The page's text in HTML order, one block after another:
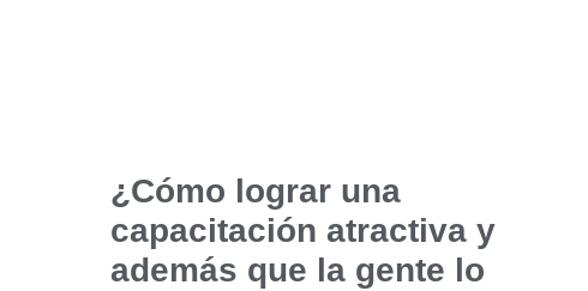
¿Cómo lograr una
capacitación atractiva y
además que la gente lo